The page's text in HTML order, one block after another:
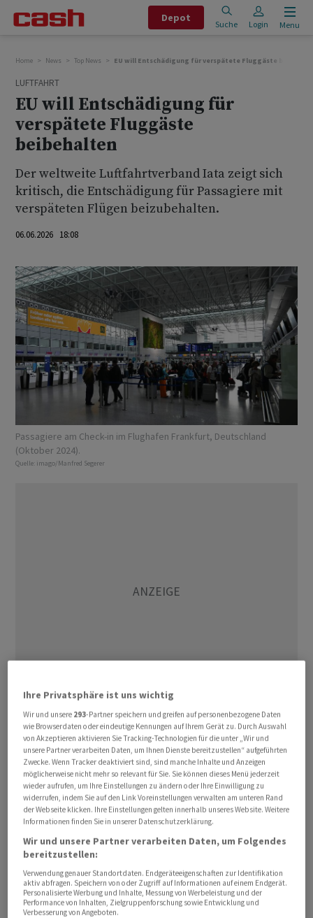
Depot
Suche Login Menu
Home News Top News EU will Entschädigung für verspätete Fluggäste
LUFTFAHRT
EU will Entschädigung für
verspätete Fluggäste
beibehalten
Der weltweite Luftfahrtverband Iata zeigt sich
kritisch, die Entschädigung für Passagiere mit
verspäteten Flügen beizubehalten.
06.06.2026 18:08
Passagiere am Check-in im Flughafen Frankfurt, Deutschland
(Oktober 2024).
Quelle: imago/Manfred Segerer
In Brüssel wird derzeit über eine Verordnung aus dem
Jahr 2004 verhandelt, die bei Verspätungen von mehr
als drei Stunden eine Entschädigung von bis zu 600 Euro
vorsieht.
Eine Mehrheit der 27 Mitgliedstaaten stimmte im Juni
2025 für eine weniger grosszügige Entschädigung. Doch
im Januar 2026 lehnte das Europäische Parlament dies
mit grosser Mehrheit ab und sprach sich sogar dafür aus,
«die Rechte der Fahrgäste zu stärken». Es muss also ein
Kompromiss gefunden werden.
Ihre Privatsphäre ist uns wichtig
Wir und unsere 293-Partner speichern und greifen auf personenbezogene Daten
wie Browserdaten oder eindeutige Kennungen auf Ihrem Gerät zu. Durch Auswahl
von Akzeptieren aktivieren Sie Tracking-Technologien für die unter „Wir und
unsere Partner verarbeiten Daten, um Ihnen Dienste bereitzustellen“ aufgeführten
Zwecke. Wenn Tracker deaktiviert sind, sind manche Inhalte und Anzeigen
möglicherweise nicht mehr so relevant für Sie. Sie können dieses Menü jederzeit
wieder aufrufen, um Ihre Einstellungen zu ändern oder Ihre Einwilligung zu
widerrufen, indem Sie auf den Link Voreinstellungen verwalten am unteren Rand
der Webseite klicken. Ihre Einstellungen gelten innerhalb unseres Website. Weitere
Informationen finden Sie in unserer Datenschutzerklärung.
Wir und unsere Partner verarbeiten Daten, um Folgendes
bereitzustellen:
Verwendung genauer Standortdaten. Endgeräteeigenschaften zur Identifikation
aktiv abfragen. Speichern von oder Zugriff auf Informationen auf einem Endgerät.
Personalisierte Werbung und Inhalte, Messung von Werbeleistung und der
Performance von Inhalten, Zielgruppenforschung sowie Entwicklung und
Verbesserung von Angeboten.